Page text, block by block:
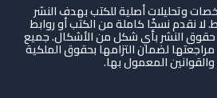
وتحليلات أصلية للكتب بهدف النشر
لا نقدم نسخًا كاملة من الكتب أو روابط
حقوق النشر بأي شكل من الأشكال. جميع
لضمان التزامها بحقوق الملكية
المعمول بها.